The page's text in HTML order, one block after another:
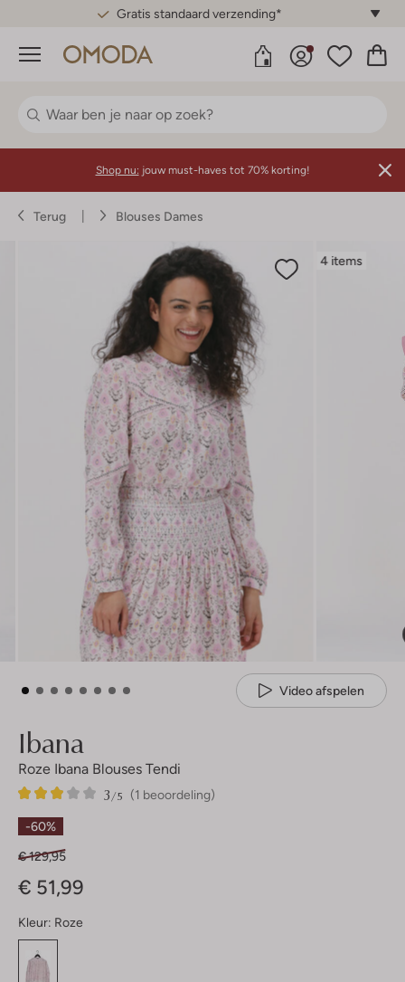
Gratis standaard verzending*
Menu
Shop nu: jouw must-haves tot 70% korting!
Terug Blouses Dames
4 items
Video afspelen
Ibana
Roze Ibana Blouses Tendi
(1 beoordeling)
3/5
1
3
Sterren
-60%
€ 129,95
€ 51,99
Kleur: Roze